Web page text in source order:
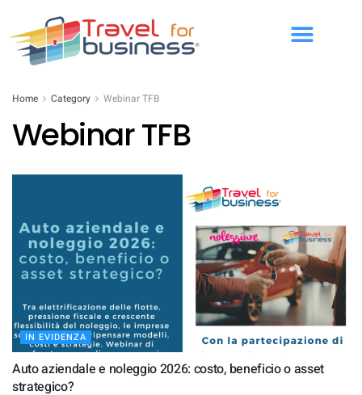
Home Category Webinar TFB
Webinar TFB
IN EVIDENZA
Auto aziendale e noleggio 2026: costo, beneficio o asset
strategico?